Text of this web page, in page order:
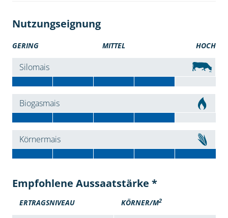
Nutzungseignung
GERING MITTEL HOCH
Silomais
Biogasmais
Körnermais
Empfohlene Aussaatstärke *
ERTRAGSNIVEAU KÖRNER/M2